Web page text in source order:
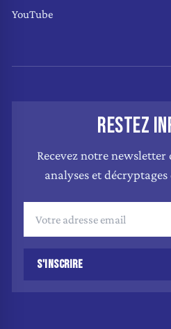
YouTube
RESTEZ
Recevez notre
analyses et
S'INSCRIRE